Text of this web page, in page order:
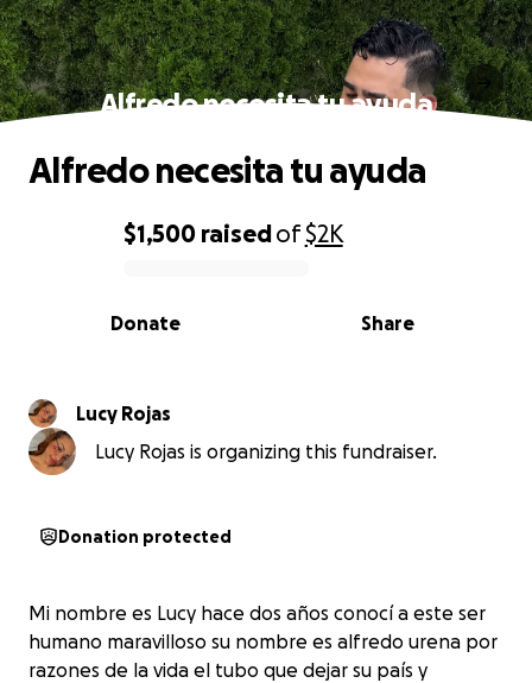
Alfredo necesita tu ayuda
0% complete
$1,500 raisedof$2K
Share
Donate
Alfredo necesita tu ayuda
Lucy Rojas
Lucy Rojas is organizing this fundraiser.
Donation protected
Mi nombre es Lucy hace dos años conocí a este ser
humano maravilloso su nombre es alfredo urena por
razones de la vida el tubo que dejar su país y